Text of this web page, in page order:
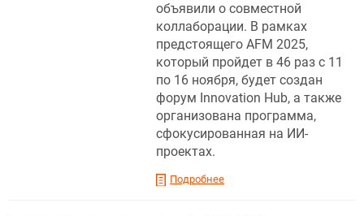
объявили о совместной
коллаборации. В рамках
предстоящего AFM 2025,
который пройдет в 46 раз с 11
по 16 ноября, будет создан
форум Innovation Hub, а также
организована программа,
сфокусированная на ИИ-
проектах.
Подробнее